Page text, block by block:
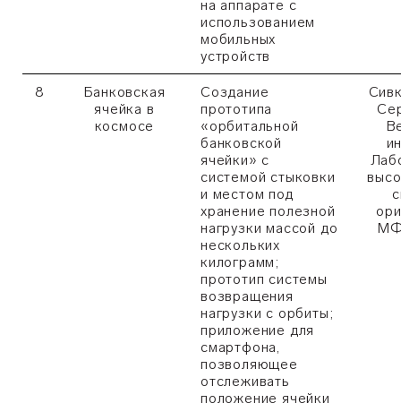
на аппарате с
использованием
мобильных
устройств
8
Банковская
ячейка в
космосе
Создание
прототипа
«орбитальной
банковской
ячейки» с
системой стыковки
и местом под
хранение полезной
нагрузки массой до
нескольких
килограмм;
прототип системы
возвращения
нагрузки с орбиты;
приложение для
смартфона,
позволяющее
отслеживать
положение ячейки